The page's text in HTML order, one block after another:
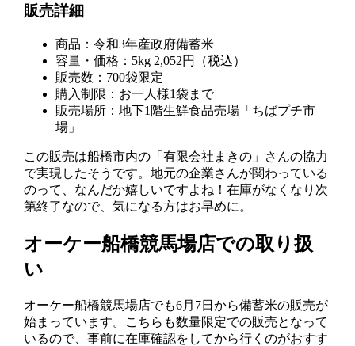
販売詳細
商品：令和3年産政府備蓄米
容量・価格：5kg 2,052円（税込）
販売数：700袋限定
購入制限：お一人様1袋まで
販売場所：地下1階生鮮食品売場「ちばプチ市
場」
この販売は船橋市内の「有限会社まきの」さんの協力
で実現したそうです。地元の企業さんが関わっている
のって、なんだか嬉しいですよね！在庫がなくなり次
第終了なので、気になる方はお早めに。
オーケー船橋競馬場店での取り扱
い
オーケー船橋競馬場店でも6月7日から備蓄米の販売が
始まっています。こちらも数量限定での販売となって
いるので、事前に在庫確認をしてから行くのがおすす